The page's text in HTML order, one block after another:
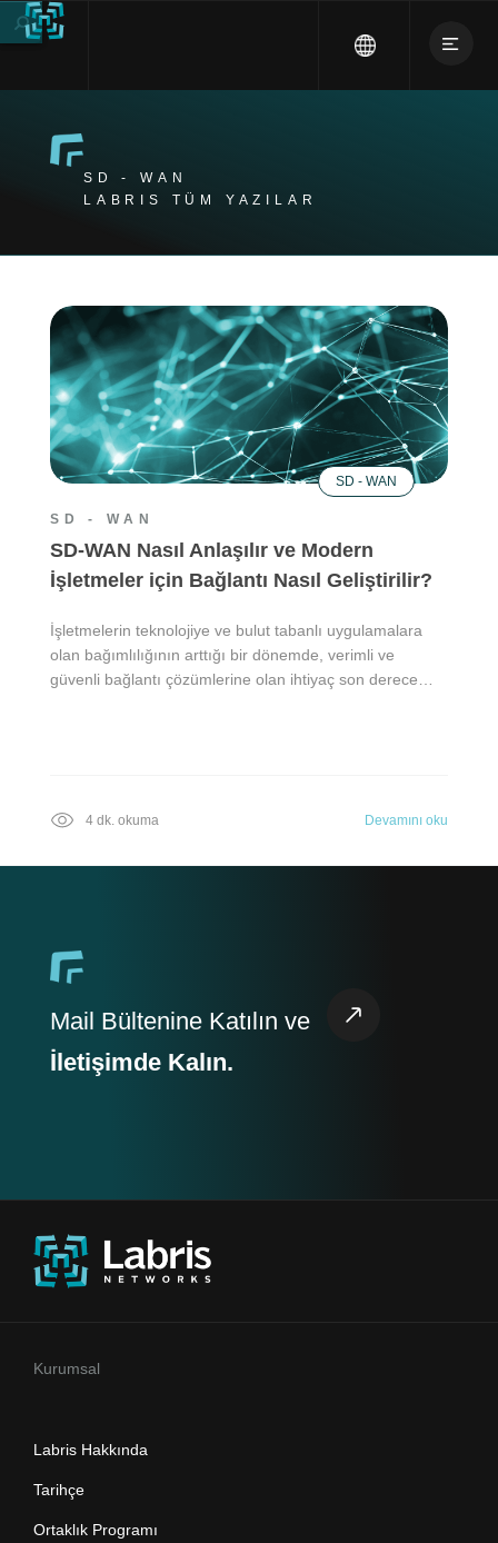
SD - WAN
LABRIS TÜM YAZILAR
SD - WAN
SD - WAN
SD-WAN Nasıl Anlaşılır ve Modern
İşletmeler için Bağlantı Nasıl Geliştirilir?
İşletmelerin teknolojiye ve bulut tabanlı uygulamalara
olan bağımlılığının arttığı bir dönemde, verimli ve
güvenli bağlantı çözümlerine olan ihtiyaç son derece…
4 dk. okuma Devamını oku
Mail Bültenine Katılın ve
İletişimde Kalın.
Kurumsal
Labris Hakkında
Tarihçe
Ortaklık Programı